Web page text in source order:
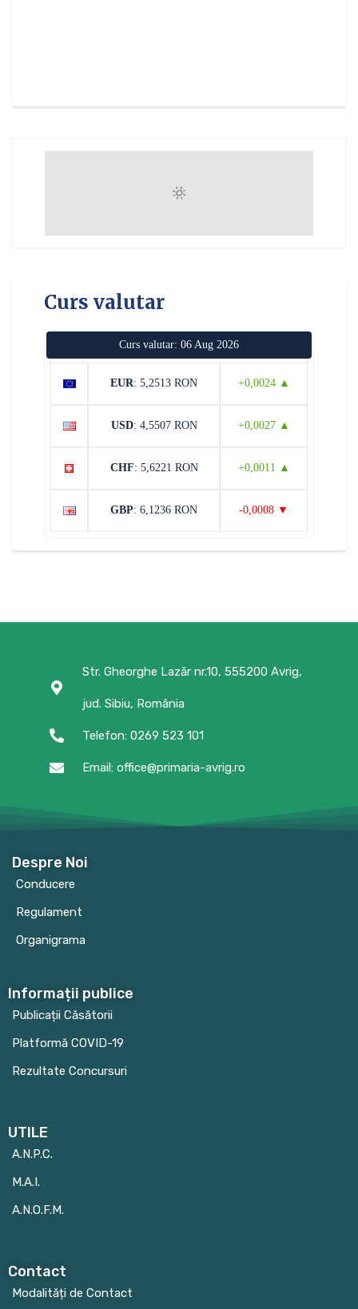
Curs valutar
Curs valutar: 06 Aug 2026
EUR: 5,2513 RON +0,0024 ▲
USD: 4,5507 RON +0,0027 ▲
CHF: 5,6221 RON +0,0011 ▲
GBP: 6,1236 RON -0,0008 ▼
Str. Gheorghe Lazăr nr.10, 555200 Avrig,
jud. Sibiu, România
Telefon: 0269 523 101
Email: office@primaria-avrig.ro
Despre Noi
Conducere
Regulament
Organigrama
Informații publice
Publicații Căsătorii
Platformă COVID-19
Rezultate Concursuri
UTILE
A.N.P.C.
M.A.I.
A.N.O.F.M.
Contact
Modalități de Contact